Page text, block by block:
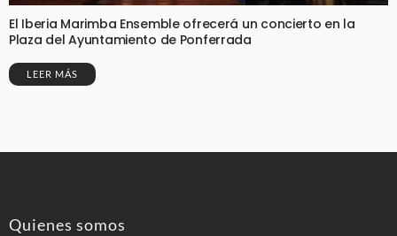
El Iberia Marimba Ensemble ofrecerá un concierto en la
Plaza del Ayuntamiento de Ponferrada
LEER MÁS
Quienes somos